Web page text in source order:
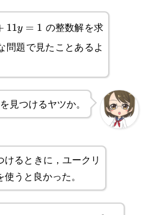
11y = 1 の整数解を求
問題で見たことあるよ
見つけるヤツか。
けるときに，ユークリ
うと良かった。